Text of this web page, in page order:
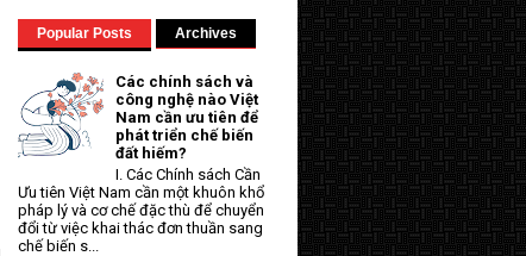
Popular Posts Archives
Các chính sách và
công nghệ nào Việt
Nam cần ưu tiên để
phát triển chế biến
đất hiếm?
I. Các Chính sách Cần
Ưu tiên Việt Nam cần một khuôn khổ
pháp lý và cơ chế đặc thù để chuyển
đổi từ việc khai thác đơn thuần sang
chế biến s...